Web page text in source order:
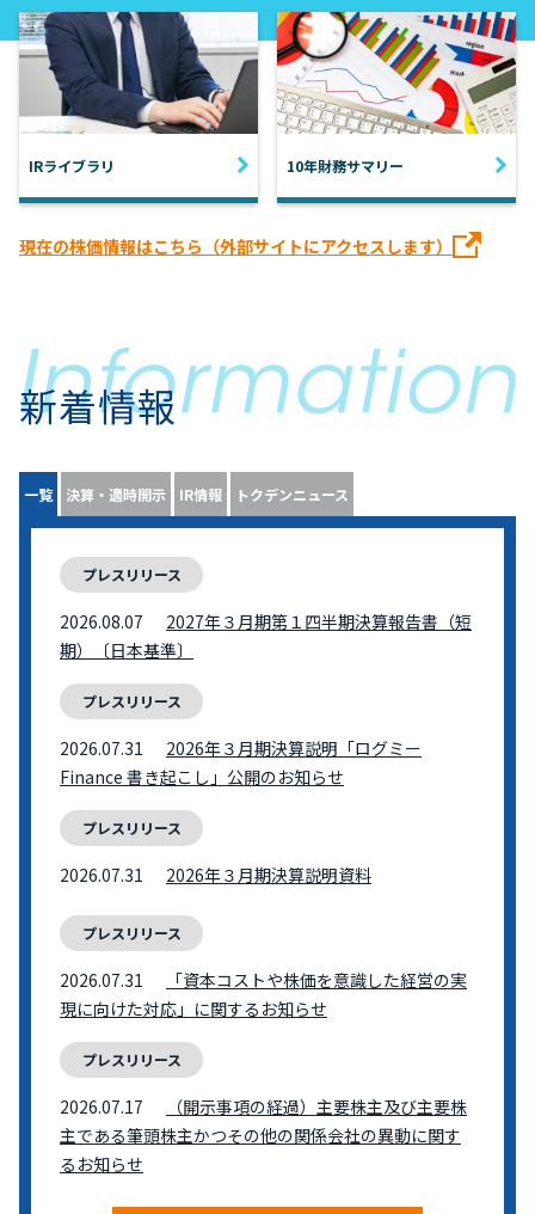
IRライブラリ 10年財務サマリー
現在の株価情報はこちら（外部サイトにアクセスします）
新着情報
一覧 決算・適時開示 IR情報 トクデンニュース
プレスリリース
2026.08.07
2027年３月期第１四半期決算報告書（短
期）〔日本基準〕
プレスリリース
2026.07.31
2026年３月期決算説明「ログミー
Finance 書き起こし」公開のお知らせ
プレスリリース
2026.07.31 2026年３月期決算説明資料
プレスリリース
2026.07.31
「資本コストや株価を意識した経営の実
現に向けた対応」に関するお知らせ
プレスリリース
2026.07.17
（開示事項の経過）主要株主及び主要株
主である筆頭株主かつその他の関係会社の異動に関す
るお知らせ